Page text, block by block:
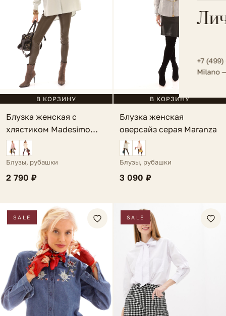
Весь
+7
Milano
В КОРЗИНУ
Блузка женская с
хлястиком Madesimo
мятная
Блузы, рубашки
2 790 ₽
В КОРЗИНУ
Блузка женская
оверсайз серая Maranza
Блузы, рубашки
3 090 ₽
SALE SALE